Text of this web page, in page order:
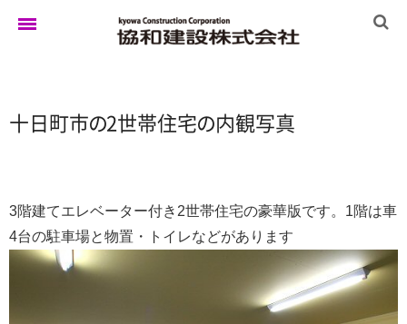
実例集
十日町市の2世帯住宅の内観写真
3階建てエレベーター付き2世帯住宅の豪華版です。1階は車
4台の駐車場と物置・トイレなどがあります